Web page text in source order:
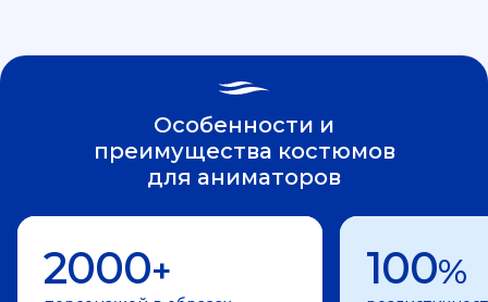
Особенности и
преимущества костюмов
для аниматоров
2000+ 100%